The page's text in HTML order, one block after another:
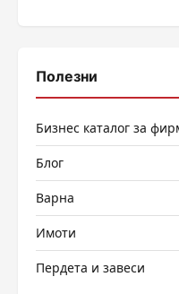
Полезни
Бизнес каталог за
Блог
Варна
Имоти
Пердета и завеси